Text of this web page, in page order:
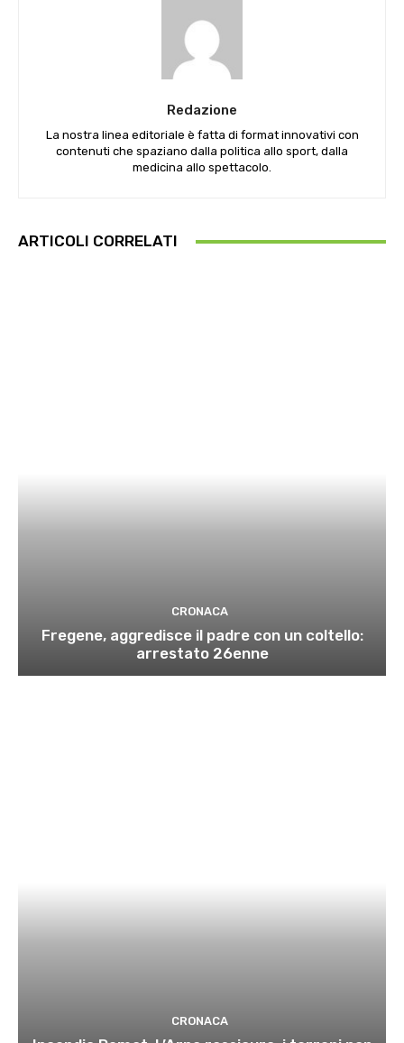
Redazione
La nostra linea editoriale è fatta di format innovativi con
contenuti che spaziano dalla politica allo sport, dalla
medicina allo spettacolo.
ARTICOLI CORRELATI
CRONACA
Fregene, aggredisce il padre con un coltello:
arrestato 26enne
CRONACA